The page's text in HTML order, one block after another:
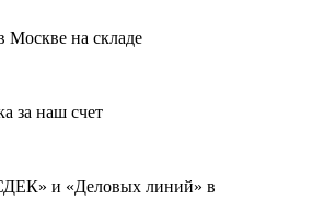
на складе
за наш счет
и «Деловых линий» в